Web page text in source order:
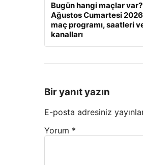
Bugün hangi maçlar
Ağustos Cumartesi
maç programı, saatleri
kanalları
Bir yanıt yazın
E-posta adresiniz
Yorum *